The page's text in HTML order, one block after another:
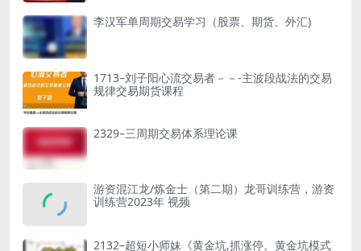
李汉军单周期交易学习（股票、期货、外汇)
1713–刘子阳心流交易者－－-主波段战法的交易
规律交易期货课程
2329–三周期交易体系理论课
游资混江龙/炼金士（第二期）龙哥训练营，游资
训练营2023年 视频
2132–超短小师妹《黄金坑,抓涨停。黄金坑模式